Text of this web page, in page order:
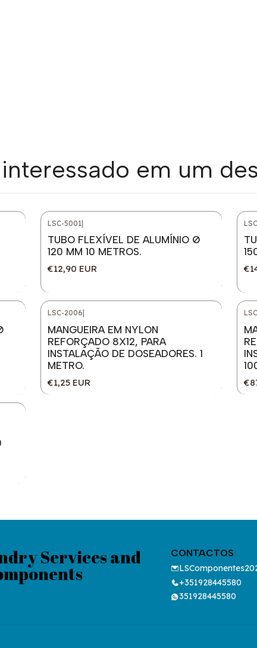
em um
LSC-5001
TUBO FLEXÍVEL DE ALUMÍNIO Ø
120 MM 10 METROS.
€12,90 EUR
LSC-2006
MANGUEIRA EM NYLON
REFORÇADO 8X12, PARA
INSTALAÇÃO DE DOSEADORES. 1
METRO.
€1,25 EUR
Services and CONTACTOS
+351928445580
351928445580